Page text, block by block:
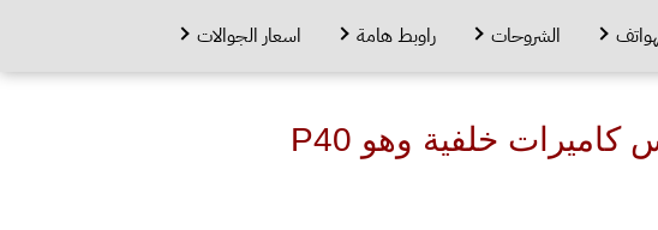
الشروحات راوبط هامة اسعار الجوالات
هواوي تكشف عن سلسلة هواتف P40 مع عضو بخمس كاميرات خلفية وهو P40